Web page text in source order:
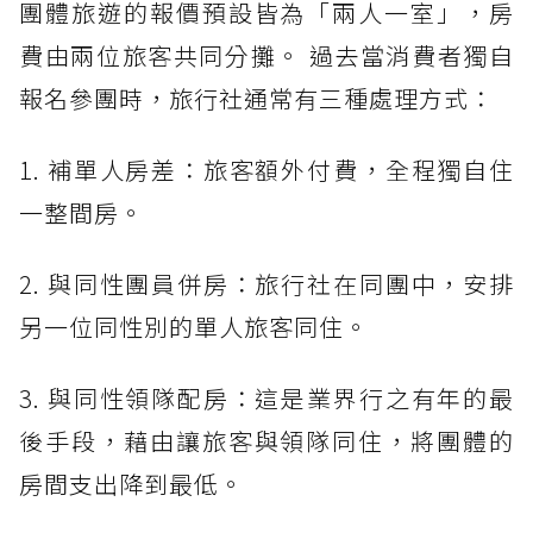
團體旅遊的報價預設皆為「兩人一室」，房
費由兩位旅客共同分攤。 過去當消費者獨自
報名參團時，旅行社通常有三種處理方式：
1. 補單人房差：旅客額外付費，全程獨自住
一整間房。
2. 與同性團員併房：旅行社在同團中，安排
另一位同性別的單人旅客同住。
3. 與同性領隊配房：這是業界行之有年的最
後手段，藉由讓旅客與領隊同住，將團體的
房間支出降到最低。